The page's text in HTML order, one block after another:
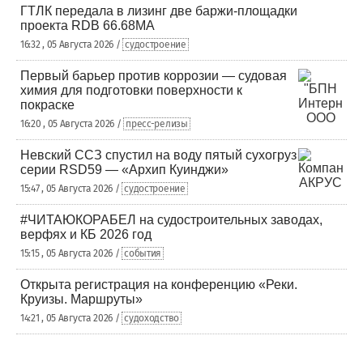
ГТЛК передала в лизинг две баржи-площадки
проекта RDB 66.68МА
16:32 , 05 Августа 2026 / судостроение
Первый барьер против коррозии — судовая
химия для подготовки поверхности к
покраске
16:20 , 05 Августа 2026 / пресс-релизы
Невский ССЗ спустил на воду пятый сухогруз
серии RSD59 — «Архип Куинджи»
15:47 , 05 Августа 2026 / судостроение
#ЧИТАЮКОРАБЕЛ на судостроительных заводах,
верфях и КБ 2026 год
15:15 , 05 Августа 2026 / события
Открыта регистрация на конференцию «Реки.
Круизы. Маршруты»
14:21 , 05 Августа 2026 / судоходство